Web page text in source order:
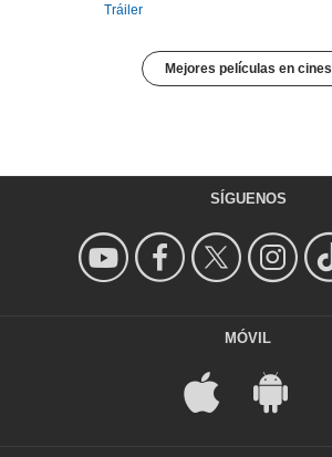
Tráiler
Mejores películas en cines
SÍGUENOS
MÓVIL